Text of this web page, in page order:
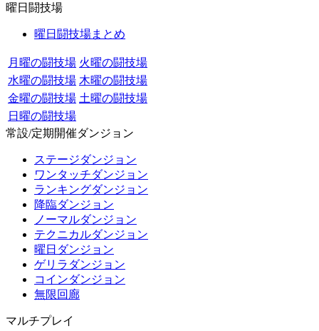
曜日闘技場
曜日闘技場まとめ
月曜の闘技場 火曜の闘技場
水曜の闘技場 木曜の闘技場
金曜の闘技場 土曜の闘技場
日曜の闘技場
常設/定期開催ダンジョン
ステージダンジョン
ワンタッチダンジョン
ランキングダンジョン
降臨ダンジョン
ノーマルダンジョン
テクニカルダンジョン
曜日ダンジョン
ゲリラダンジョン
コインダンジョン
無限回廊
マルチプレイ